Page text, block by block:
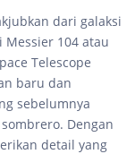
dari galaksi
Messier 104 atau
Telescope
baru dan
sebelumnya
Dengan
detail yang